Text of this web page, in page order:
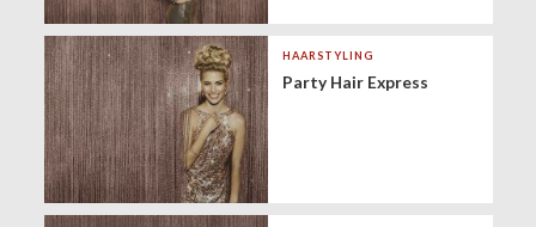
HAARSTYLING
Party Hair Express